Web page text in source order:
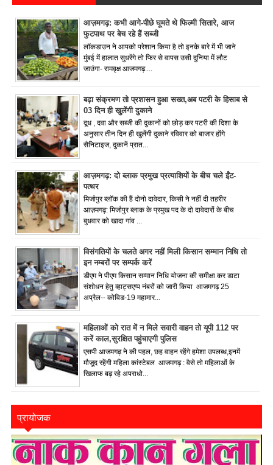
आज़मगढ़: कभी आगे-पीछे घूमते थे फिल्मी सितारे, आज
फुटपाथ पर बेच रहे हैं सब्जी
लॉकडाउन ने आपको परेशान किया है तो इनके बारे में भी जाने
मुंबई में हालात सुधरेंगे तो फिर से वापस उसी दुनिया में लौट
जाउंगा- रामवृक्ष आजमगढ़....
बढ़ा संक्रमण तो प्रशासन हुआ सख्त,अब पटरी के हिसाब से
03 दिन ही खुलेंगी दुकाने
दूध , दवा और सब्जी की दुकानों को छोड़ कर पटरी की दिशा के
अनुसार तीन दिन ही खुलेंगी दुकाने रविवार को बाजार होंगे
सैनिटाइज, दुकानें प्रात...
आज़मगढ़: दो ब्लाक प्रमुख प्रत्याशियों के बीच चले ईंट-
पत्थर
मिर्जापुर ब्लॉक की हैं दोनो दावेदार, किसी ने नहीं दी तहरीर
आज़मगढ़: मिर्जापुर ब्लाक के प्रमुख पद के दो दावेदारों के बीच
बुधवार को खादा गांव ...
विसंगतियों के चलते अगर नहीं मिली किसान सम्मान निधि तो
इन नम्बरों पर सम्पर्क करें
डीएम ने पीएम किसान सम्मान निधि योजना की समीक्षा कर डाटा
संशोधन हेतु व्हाट्सएप्प नंबरों को जारी किया आजमगढ़ 25
अप्रैल-- कोविड-19 महामार...
महिलाओं को रात में न मिले सवारी वाहन तो यूपी 112 पर
करें काल,सुरक्षित पहुंचाएगी पुलिस
एसपी आजमगढ़ ने की पहल, छह वाहन रहेंगे हमेशा उपलब्ध,इनमें
मौजूद रहेंगी महिला कांस्टेबल आजमगढ़ : वैसे तो महिलाओं के
खिलाफ बढ़ रहे अपराधो...
प्रायोजक